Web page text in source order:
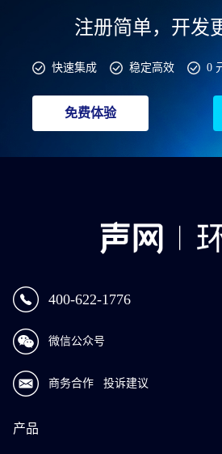
注册简单，开发
快速集成 稳定高效 0
免费体验
400-622-1776
微信公众号
商务合作 投诉建议
产品